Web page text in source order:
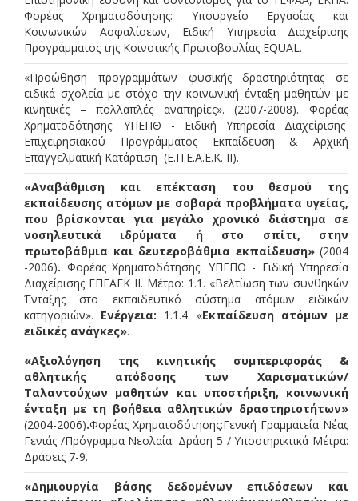
Φορέας Χρηματοδότησης: Υπουργείο Εργασίας και
Κοινωνικών Ασφαλίσεων, Ειδική Υπηρεσία Διαχείρισης
Προγράμματος της Κοινοτικής Πρωτοβουλίας EQUAL.
«Προώθηση προγραμμάτων φυσικής δραστηριότητας σε
ειδικά σχολεία με στόχο την κοινωνική ένταξη μαθητών με
κινητικές – πολλαπλές αναπηρίες». (2007-2008). Φορέας
Χρηματοδότησης: ΥΠΕΠΘ - Ειδική Υπηρεσία Διαχείρισης
Επιχειρησιακού Προγράμματος Εκπαίδευση & Αρχική
Επαγγελματική Κατάρτιση (Ε.Π.Ε.Α.Ε.Κ. ΙΙ).
«Αναβάθμιση και επέκταση του θεσμού της
εκπαίδευσης ατόμων με σοβαρά προβλήματα υγείας,
που βρίσκονται για μεγάλο χρονικό διάστημα σε
νοσηλευτικά ιδρύματα ή στο σπίτι, στην
πρωτοβάθμια και δευτεροβάθμια εκπαίδευση»(2004
-2006). Φορέας Χρηματοδότησης: ΥΠΕΠΘ - Ειδική Υπηρεσία
Διαχείρισης ΕΠΕΑΕΚ ΙΙ. Μέτρο: 1.1. «Βελτίωση των συνθηκών
Ένταξης στο εκπαιδευτικό σύστημα ατόμων ειδικών
κατηγοριών». Ενέργεια: 1.1.4. «Εκπαίδευση ατόμων με
ειδικές ανάγκες».
«Αξιολόγηση της κινητικής συμπεριφοράς &
αθλητικής απόδοσης των Χαρισματικών/
Ταλαντούχων μαθητών και υποστήριξη, κοινωνική
ένταξη με τη βοήθεια αθλητικών δραστηριοτήτων»
(2004-2006).Φορέας Χρηματοδότησης:Γενική Γραμματεία Νέας
Γενιάς /Πρόγραμμα Νεολαία: Δράση 5 / Υποστηρικτικά Μέτρα:
Δράσεις 7-9.
«Δημιουργία βάσης δεδομένων επιδόσεων και